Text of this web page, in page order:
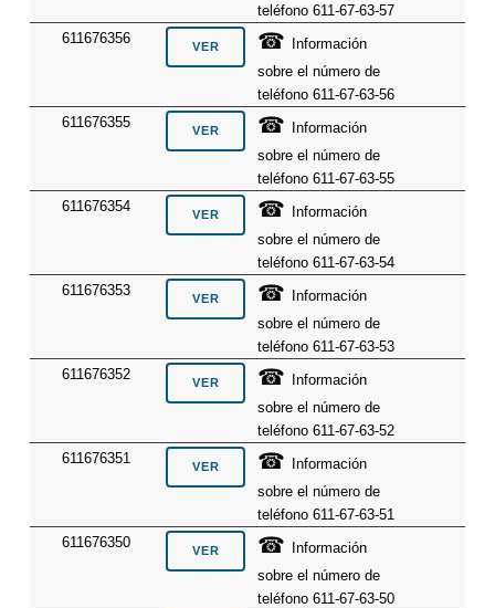
teléfono 611-67-63-57
611676356
☎ Información
sobre el número de
teléfono 611-67-63-56
611676355
☎ Información
sobre el número de
teléfono 611-67-63-55
611676354
☎ Información
sobre el número de
teléfono 611-67-63-54
611676353
☎ Información
sobre el número de
teléfono 611-67-63-53
611676352
☎ Información
sobre el número de
teléfono 611-67-63-52
611676351
☎ Información
sobre el número de
teléfono 611-67-63-51
611676350
☎ Información
sobre el número de
teléfono 611-67-63-50